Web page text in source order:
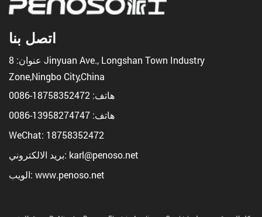
اتصل بنا
عنوان: 8 Jinyuan Ave., Longshan Town Industry
Zone,Ningbo City,China
هاتف: 18758352472-0086
هاتف: 13958274747-0086
WeChat: 18758352472
بريد الالكتروني: karl@penoso.net
الويب: www.penoso.net